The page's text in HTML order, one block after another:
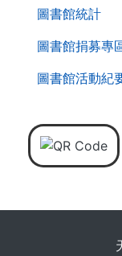
圖書館統計
圖書館捐募專
圖書館活動紀